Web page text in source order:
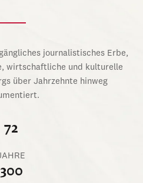
journalistisches Erbe,
wirtschaftliche und kulturelle
über Jahrzehnte hinweg
72
300